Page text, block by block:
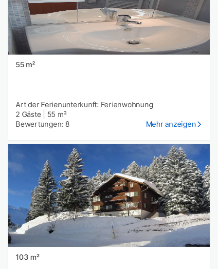
55 m²
Art der Ferienunterkunft: Ferienwohnung
2 Gäste
55 m²
Bewertungen: 8
Mehr anzeigen
103 m²